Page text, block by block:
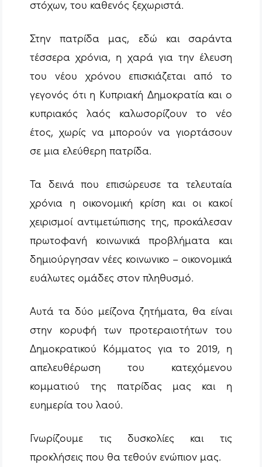
στόχων, του καθενός ξεχωριστά.
Στην πατρίδα μας, εδώ και σαράντα
τέσσερα χρόνια, η χαρά για την έλευση
του νέου χρόνου επισκιάζεται από το
γεγονός ότι η Κυπριακή Δημοκρατία και ο
κυπριακός λαός καλωσορίζουν το νέο
έτος, χωρίς να μπορούν να γιορτάσουν
σε μια ελεύθερη πατρίδα.
Τα δεινά που επισώρευσε τα τελευταία
χρόνια η οικονομική κρίση και οι κακοί
χειρισμοί αντιμετώπισης της, προκάλεσαν
πρωτοφανή κοινωνικά προβλήματα και
δημιούργησαν νέες κοινωνικο – οικονομικά
ευάλωτες ομάδες στον πληθυσμό.
Αυτά τα δύο μείζονα ζητήματα, θα είναι
στην κορυφή των προτεραιοτήτων του
Δημοκρατικού Κόμματος για το 2019, η
απελευθέρωση του κατεχόμενου
κομματιού της πατρίδας μας και η
ευημερία του λαού.
Γνωρίζουμε τις δυσκολίες και τις
προκλήσεις που θα τεθούν ενώπιον μας.